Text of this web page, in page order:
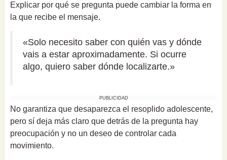
Explicar por qué se pregunta puede cambiar la forma en
la que recibe el mensaje.
«Solo necesito saber con quién vas y dónde
vais a estar aproximadamente. Si ocurre
algo, quiero saber dónde localizarte.»
PUBLICIDAD
No garantiza que desaparezca el resoplido adolescente,
pero sí deja más claro que detrás de la pregunta hay
preocupación y no un deseo de controlar cada
movimiento.